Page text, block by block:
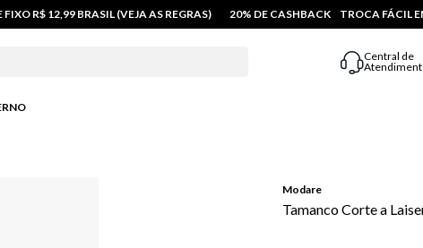
FIXO R$ 12,99 BRASIL (VEJA AS REGRAS) 20% DE CASHBACK TROCA FÁCIL
Central de
Modare
Tamanco Corte a